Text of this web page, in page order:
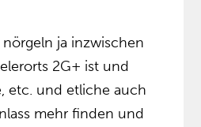
ja inzwischen
2G+ ist und
etc. und etliche auch
mehr finden und